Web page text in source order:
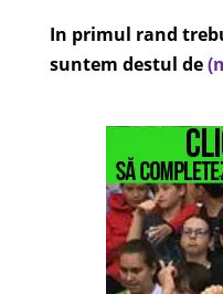
In primul rand
suntem destul de